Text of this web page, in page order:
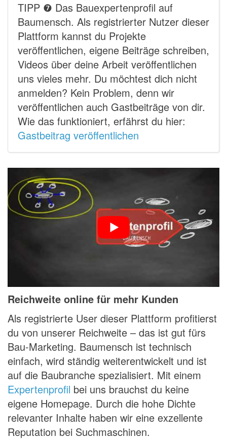
TIPP ❼ Das Bauexpertenprofil auf
Baumensch. Als registrierter Nutzer dieser
Plattform kannst du Projekte
veröffentlichen, eigene Beiträge schreiben,
Videos über deine Arbeit veröffentlichen
uns vieles mehr. Du möchtest dich nicht
anmelden? Kein Problem, denn wir
veröffentlichen auch Gastbeiträge von dir.
Wie das funktioniert, erfährst du hier:
Gastbeitrag veröffentlichen
Reichweite online für mehr Kunden
Als registrierte User dieser Plattform profitierst
du von unserer Reichweite – das ist gut fürs
Bau-Marketing. Baumensch ist technisch
einfach, wird ständig weiterentwickelt und ist
auf die Baubranche spezialisiert. Mit einem
Expertenprofil bei uns brauchst du keine
eigene Homepage. Durch die hohe Dichte
relevanter Inhalte haben wir eine exzellente
Reputation bei Suchmaschinen.